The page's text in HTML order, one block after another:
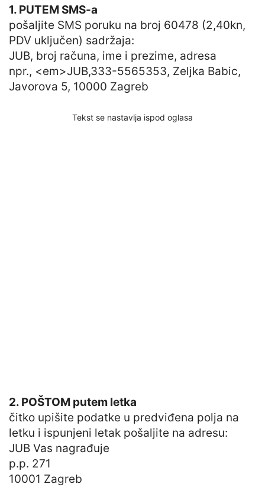
1. PUTEM SMS-a
pošaljite SMS poruku na broj 60478 (2,40kn,
PDV uključen) sadržaja:
JUB, broj računa, ime i prezime, adresa
npr., <em>JUB,333-5565353, Zeljka Babic,
Javorova 5, 10000 Zagreb
Tekst se nastavlja ispod oglasa
2. POŠTOM putem letka
čitko upišite podatke u predviđena polja na
letku i ispunjeni letak pošaljite na adresu:
JUB Vas nagrađuje
p.p. 271
10001 Zagreb